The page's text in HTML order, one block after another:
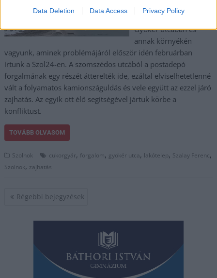
Data Deletion Data Access Privacy Policy
fórum, „nyikorgó”
lakosok: Szolnokon, a
Gyökér utcában és
annak környékén
vagyunk, aminek problémájáról először idén februárban
írtunk a Szol24-en. A szomszédos utcából a postadepó
forgalmának egy részét átterelték ide, ezáltal elviselhetetlenné
vált a folyamatos kamionszáguldás és vele együtt az ezzel járó
zajhatás. Az egyik ott élő segítségével jártuk körbe a
konfliktust.
TOVÁBB OLVASOM
Szolnok cukorgyár, forgalom, gyökér utca, lakótelep, Szalay Ferenc,
Szolnok, zajhatás
Bejegyzés
Régebbi bejegyzések